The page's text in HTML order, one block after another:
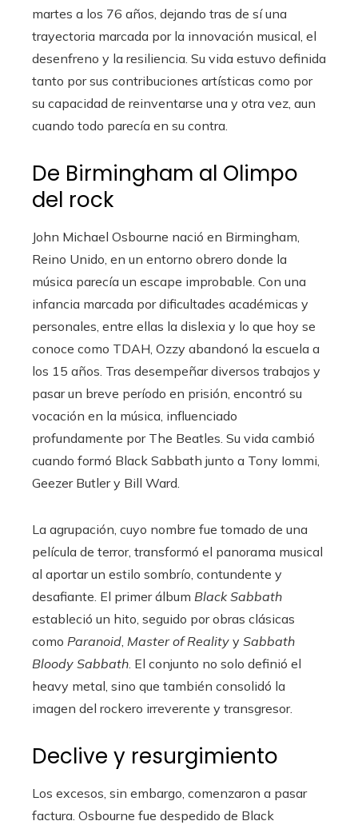
martes a los 76 años, dejando tras de sí una
trayectoria marcada por la innovación musical, el
desenfreno y la resiliencia. Su vida estuvo definida
tanto por sus contribuciones artísticas como por
su capacidad de reinventarse una y otra vez, aun
cuando todo parecía en su contra.
De Birmingham al Olimpo
del rock
John Michael Osbourne nació en Birmingham,
Reino Unido, en un entorno obrero donde la
música parecía un escape improbable. Con una
infancia marcada por dificultades académicas y
personales, entre ellas la dislexia y lo que hoy se
conoce como TDAH, Ozzy abandonó la escuela a
los 15 años. Tras desempeñar diversos trabajos y
pasar un breve período en prisión, encontró su
vocación en la música, influenciado
profundamente por The Beatles. Su vida cambió
cuando formó Black Sabbath junto a Tony Iommi,
Geezer Butler y Bill Ward.
La agrupación, cuyo nombre fue tomado de una
película de terror, transformó el panorama musical
al aportar un estilo sombrío, contundente y
desafiante. El primer álbum Black Sabbath
estableció un hito, seguido por obras clásicas
como Paranoid, Master of Reality y Sabbath
Bloody Sabbath. El conjunto no solo definió el
heavy metal, sino que también consolidó la
imagen del rockero irreverente y transgresor.
Declive y resurgimiento
Los excesos, sin embargo, comenzaron a pasar
factura. Osbourne fue despedido de Black